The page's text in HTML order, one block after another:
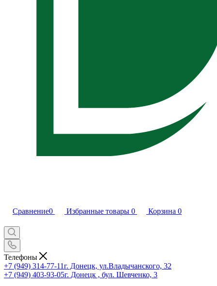
Сравнение0 Избранные товары 0 Корзина 0
Телефоны
+7 (949) 314-77-11г. Донецк, ул.Владычанского, 32
+7 (949) 403-93-05г. Донецк , бул. Шевченко, 3